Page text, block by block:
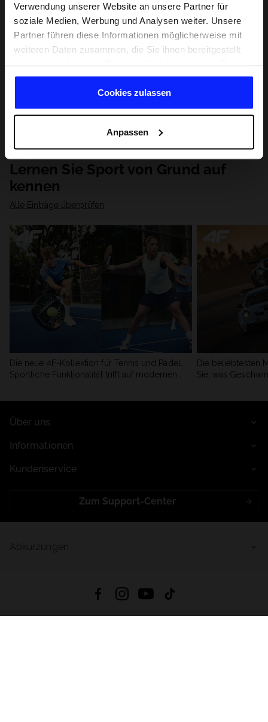
Verwendung unserer Website an unsere Partner für
soziale Medien, Werbung und Analysen weiter. Unsere
Partner führen diese Informationen möglicherweise mit
weiteren Daten zusammen, die Sie ihnen bereitgestellt
gesammelt haben.
Cookies zulassen
Anpassen
Lernen Sie Sport von Grund auf
kennen
Alle Einträge überprüfen
Die neue 4F-Kollektion für Tennis und Padel.
Sportliche Funktionalität trifft auf modernen
Die beliebtesten
Sie, was
Über uns
Informationen
Kundenservice
Zum Support-Center